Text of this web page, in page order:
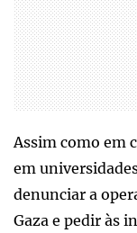
Assim como em
em
denunciar a
Gaza e pedir às